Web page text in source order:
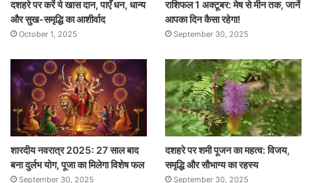
दशहरे पर करें ये खास दान, पाएँ धन, धान्य
और सुख-समृद्धि का आशीर्वाद
October 1, 2025
राशिफल 1 अक्टूबर: मेष से मीन तक, जानें
आपका दिन कैसा रहेगा!
September 30, 2025
शारदीय नवरात्र 2025: 27 साल बाद
बना दुर्लभ योग, पूजा का मिलेगा विशेष फल
September 30, 2025
दशहरे पर शमी पूजन का महत्व: विजय,
समृद्धि और सौभाग्य का रहस्य
September 30, 2025